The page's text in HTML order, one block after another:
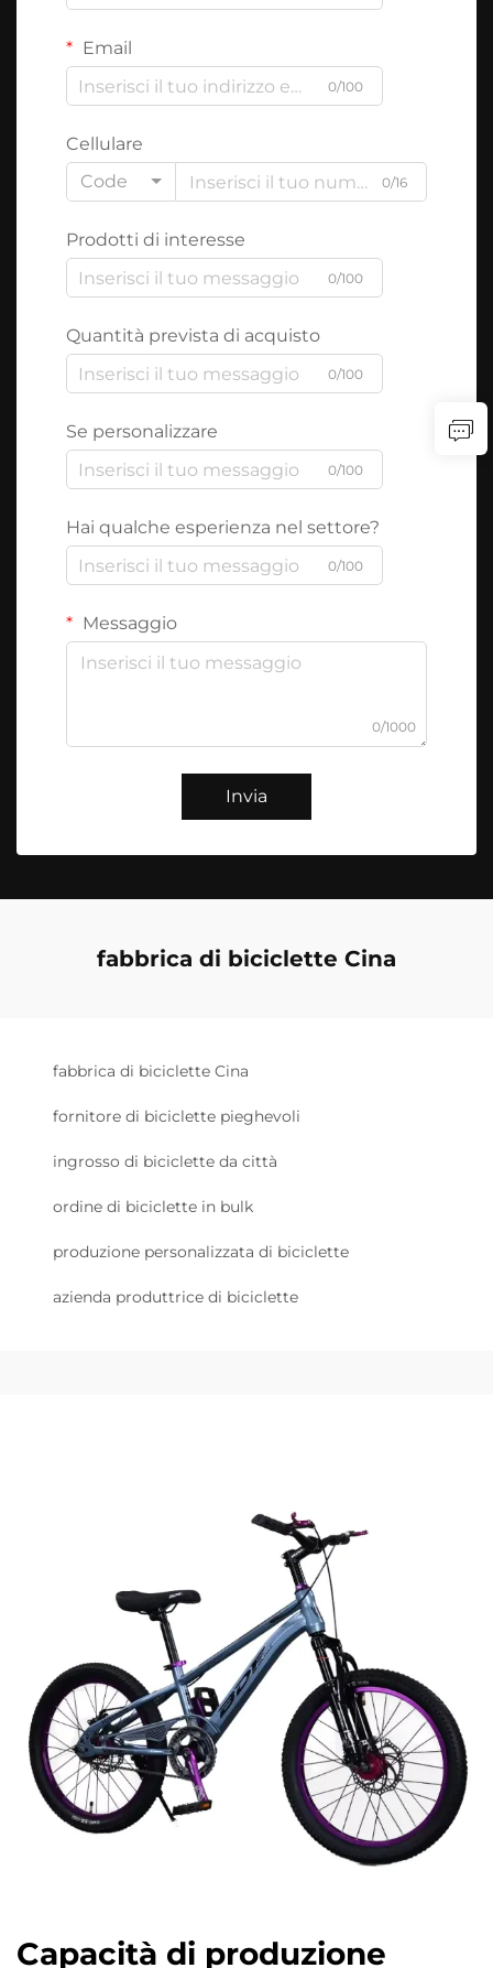
Email
0/100
Cellulare
Code
0/16
Prodotti di interesse
0/100
Quantità prevista di acquisto
0/100
Se personalizzare
0/100
Hai qualche esperienza nel settore?
0/100
Messaggio
0/1000
Invia
fabbrica di biciclette Cina
fabbrica di biciclette Cina
fornitore di biciclette pieghevoli
ingrosso di biciclette da città
ordine di biciclette in bulk
produzione personalizzata di biciclette
azienda produttrice di biciclette
Capacità di produzione